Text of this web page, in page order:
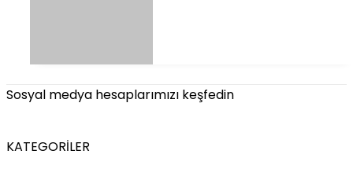
Sosyal medya hesaplarımızı keşfedin
KATEGORİLER